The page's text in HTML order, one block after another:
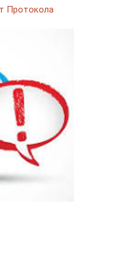
Протокола